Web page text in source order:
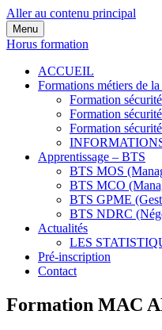
Aller au contenu principal
Menu
Horus formation
ACCUEIL
Formations métiers de
Formation sécurité
Formation
Formation
Apprentissage – BTS
BTS MOS
BTS MCO
BTS GPME
BTS NDRC
Actualités
LES
Pré-inscription
Contact
Formation MAC